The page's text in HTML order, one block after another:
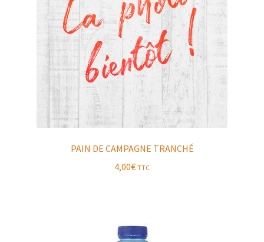
PAIN DE CAMPAGNE TRANCHÉ
4,00€ TTC